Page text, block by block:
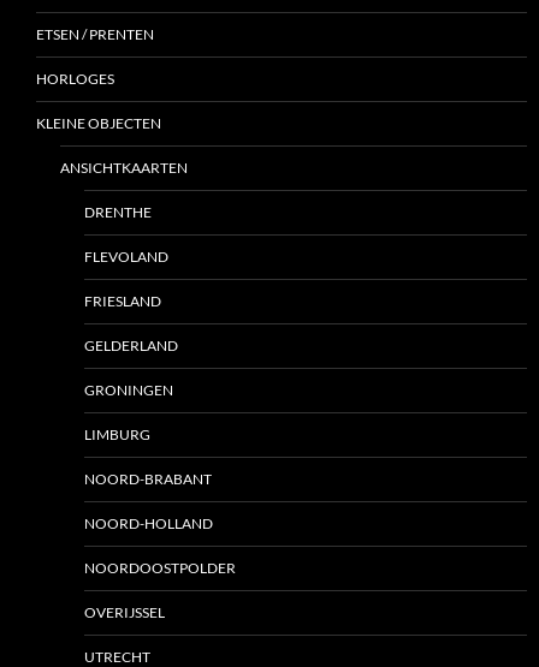
ETSEN / PRENTEN
HORLOGES
KLEINE OBJECTEN
ANSICHTKAARTEN
DRENTHE
FLEVOLAND
FRIESLAND
GELDERLAND
GRONINGEN
LIMBURG
NOORD-BRABANT
NOORD-HOLLAND
NOORDOOSTPOLDER
OVERIJSSEL
UTRECHT